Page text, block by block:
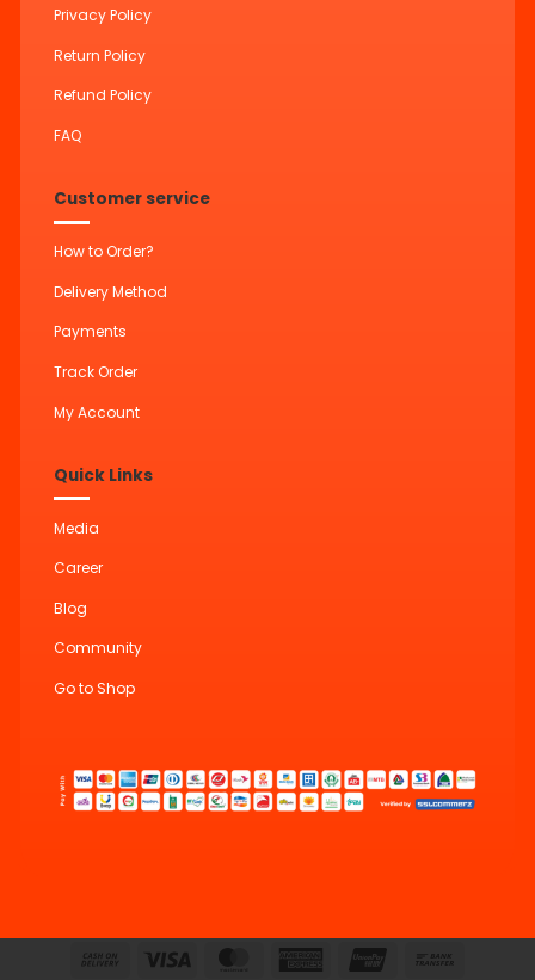
Privacy Policy
Return Policy
Refund Policy
FAQ
Customer service
How to Order?
Delivery Method
Payments
Track Order
My Account
Quick Links
Media
Career
Blog
Community
Go to Shop
Cash
Visa MasterCardAmerican UnionPay